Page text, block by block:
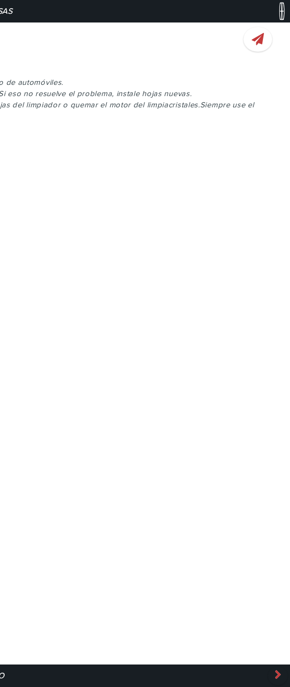
de automóviles.
eso no resuelve el problema, instale hojas nuevas.
del limpiador o quemar el motor del limpiacristales.Siempre use el